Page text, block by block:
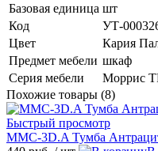
Базовая единица шт
Код
УТ-
Цвет
Кария
Предмет мебели шкаф
Серия мебели
Моррис
Похожие товары (8)
Быстрый просмотр
MMC-3D.A Тумба